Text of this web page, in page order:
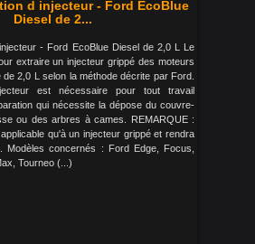
d injecteur - Ford EcoBlue
Diesel de 2...
- Ford EcoBlue Diesel de 2,0 L Le
extraire un injecteur grippé des moteurs
de 2,0 L selon la méthode décrite par Ford.
est nécessaire pour tout travail
qui nécessite la dépose du couvre-
ou des arbres à cames. REMARQUE :
qu'à un injecteur grippé et rendra
Modèles concernés : Ford Edge, Focus,
Tourneo (...)